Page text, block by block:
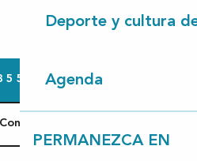
Deporte y cultura
Agenda
PERMANEZCA EN
5 58 42 41▒▒
Contáctenos